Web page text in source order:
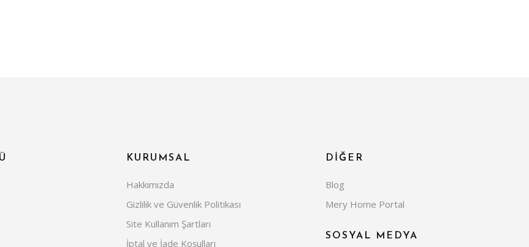
KURUMSAL
Hakkımızda
Gizlilik ve Güvenlik Politikası
Site Kullanım Şartları
İptal ve İade Koşulları
DİĞER
Blog
Mery Home Portal
SOSYAL MEDYA